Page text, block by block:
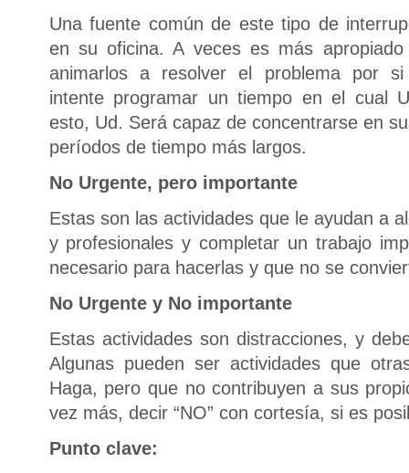
Una fuente común de este tipo de
en su oficina. A veces es más apropiado
animarlos a resolver el problema por
intente programar un tiempo en el cual
esto, Ud. Será capaz de concentrarse en
períodos de tiempo más largos.
No Urgente, pero importante
Estas son las actividades que le ayudan a
y profesionales y completar un trabajo
necesario para hacerlas y que no se
No Urgente y No importante
Estas actividades son distracciones, y
Algunas pueden ser actividades que
Haga, pero que no contribuyen a sus
vez más, decir “NO” con cortesía, si es
Punto clave: